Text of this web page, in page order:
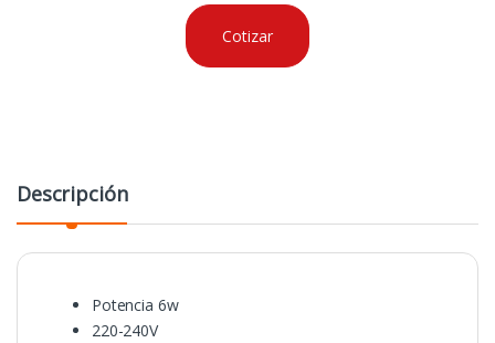
Cotizar
Descripción
Potencia 6w
220-240V